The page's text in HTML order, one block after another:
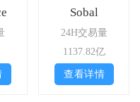
Sobal
24H交易量
1137.82亿
查看详情